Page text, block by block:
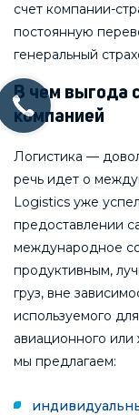
счет компании-
постоянную
генеральный
В чем выгода
компанией
Логистика —
речь идет о
Logistics уже
предоставлении
международное
продуктивным,
груз, вне
используемого
авиационного
мы предлагаем: